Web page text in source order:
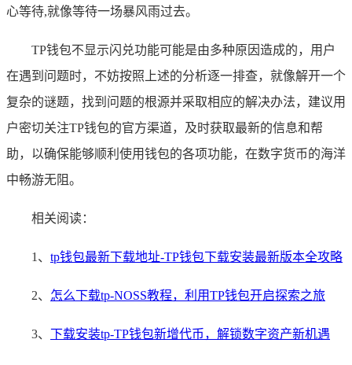
心等待,就像等待一场暴风雨过去。
TP钱包不显示闪兑功能可能是由多种原因造成的，用户
在遇到问题时，不妨按照上述的分析逐一排查，就像解开一个
复杂的谜题，找到问题的根源并采取相应的解决办法，建议用
户密切关注TP钱包的官方渠道，及时获取最新的信息和帮
助，以确保能够顺利使用钱包的各项功能，在数字货币的海洋
中畅游无阻。
相关阅读：
1、 tp钱包最新下载地址-TP钱包下载安装最新版本全攻略
2、 怎么下载tp-NOSS教程，利用TP钱包开启探索之旅
3、 下载安装tp-TP钱包新增代币，解锁数字资产新机遇